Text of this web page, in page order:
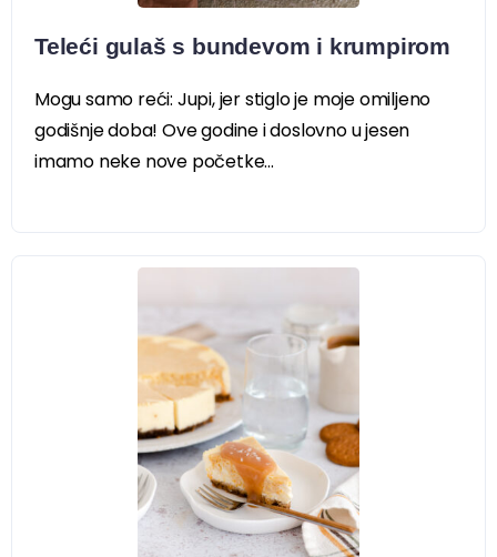
Teleći gulaš s bundevom i krumpirom
Mogu samo reći: Jupi, jer stiglo je moje omiljeno
godišnje doba! Ove godine i doslovno u jesen
imamo neke nove početke...